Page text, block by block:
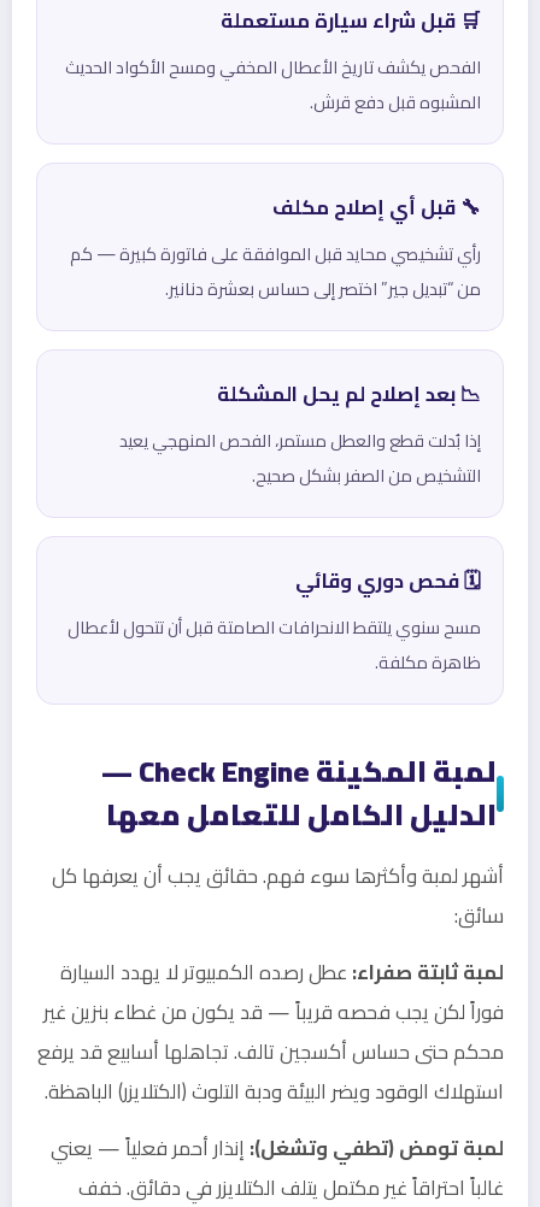
🛒 قبل شراء سيارة مستعملة
الفحص يكشف تاريخ الأعطال المخفي ومسح الأكواد الحديث
المشبوه قبل دفع قرش.
🔧 قبل أي إصلاح مكلف
رأي تشخيصي محايد قبل الموافقة على فاتورة كبيرة — كم
من “تبديل جير” اختصر إلى حساس بعشرة دنانير.
📉 بعد إصلاح لم يحل المشكلة
إذا بُدلت قطع والعطل مستمر، الفحص المنهجي يعيد
التشخيص من الصفر بشكل صحيح.
🗓️ فحص دوري وقائي
مسح سنوي يلتقط الانحرافات الصامتة قبل أن تتحول لأعطال
ظاهرة مكلفة.
لمبة المكينة Check Engine —
الدليل الكامل للتعامل معها
أشهر لمبة وأكثرها سوء فهم. حقائق يجب أن يعرفها كل
سائق:
لمبة ثابتة صفراء: عطل رصده الكمبيوتر لا يهدد السيارة
فوراً لكن يجب فحصه قريباً — قد يكون من غطاء بنزين غير
محكم حتى حساس أكسجين تالف. تجاهلها أسابيع قد يرفع
استهلاك الوقود ويضر البيئة ودبة التلوث (الكتلايزر) الباهظة.
لمبة تومض (تطفي وتشغل): إنذار أحمر فعلياً — يعني
غالباً احتراقاً غير مكتمل يتلف الكتلايزر في دقائق. خفف